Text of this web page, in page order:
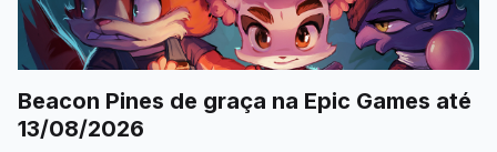
Beacon Pines de graça na Epic Games até
13/08/2026